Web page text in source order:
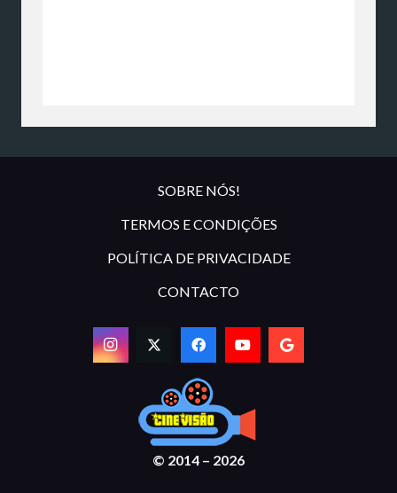
SOBRE NÓS!
TERMOS E CONDIÇÕES
POLÍTICA DE PRIVACIDADE
CONTACTO
© 2014 – 2026